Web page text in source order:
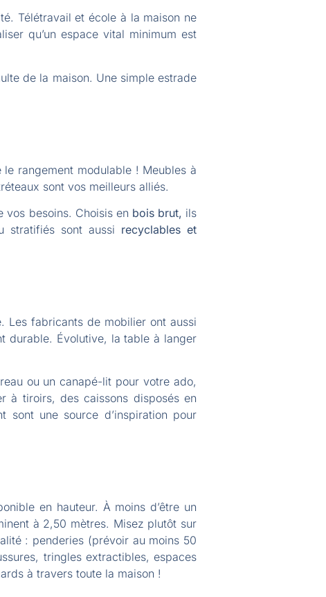
Télétravail et école à la maison ne
qu’un espace vital minimum est
de la maison. Une simple estrade
rangement modulable ! Meubles à
sont vos meilleurs alliés.
vos besoins. Choisis en bois brut, ils
stratifiés sont aussi recyclables et
Les fabricants de mobilier ont aussi
durable. Évolutive, la table à langer
ou un canapé-lit pour votre ado,
à tiroirs, des caissons disposés en
sont une source d’inspiration pour
en hauteur. À moins d’être un
à 2,50 mètres. Misez plutôt sur
: penderies (prévoir au moins 50
tringles extractibles, espaces
à travers toute la maison !